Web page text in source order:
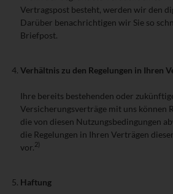
Vertragspost besteht, werden wir den
Darüber benachrichtigen wir Sie so
Briefpost.
Verhältnis zu den Regelungen in Ihren
Ihre bereits bestehenden oder
Versicherungsverträge mit uns können
die von diesen Nutzungsbedingungen
die Regelungen in Ihren Verträgen
vor.2)
Haftung